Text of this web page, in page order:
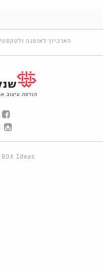
הארכיון לאופנה
BOA Ideas